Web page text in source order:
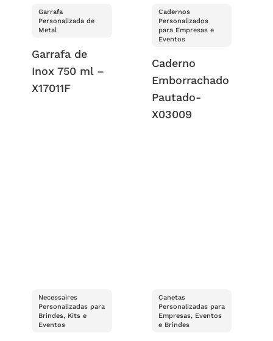
Garrafa
Personalizada de
Metal
Garrafa de
Inox 750 ml –
X17011F
Cadernos
Personalizados
para Empresas e
Eventos
Caderno
Emborrachado
Pautado-
X03009
Necessaires
Personalizadas para
Brindes, Kits e
Eventos
Canetas
Personalizadas para
Empresas, Eventos
e Brindes